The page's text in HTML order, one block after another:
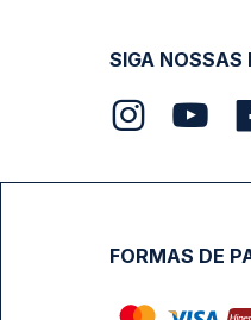
SIGA NOSSAS
FORMAS DE